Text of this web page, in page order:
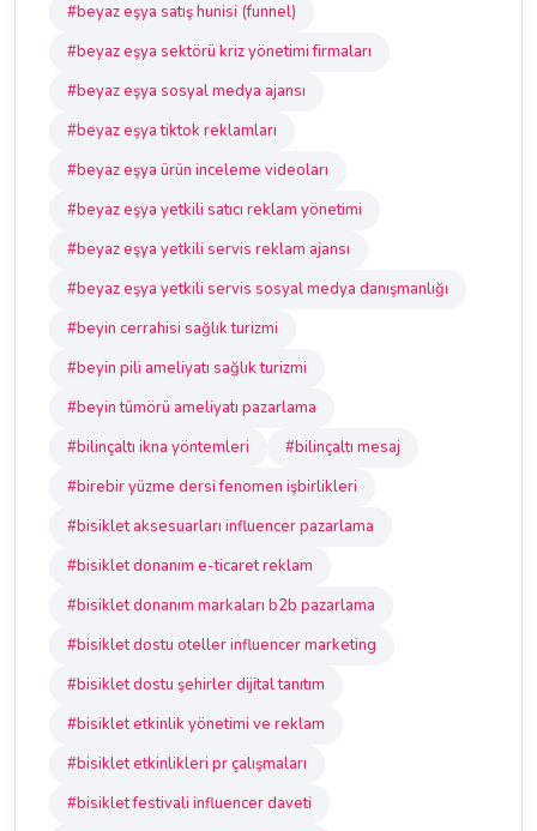
#beyaz eşya satış hunisi (funnel)
#beyaz eşya sektörü kriz yönetimi firmaları
#beyaz eşya sosyal medya ajansı
#beyaz eşya tiktok reklamları
#beyaz eşya ürün inceleme videoları
#beyaz eşya yetkili satıcı reklam yönetimi
#beyaz eşya yetkili servis reklam ajansı
#beyaz eşya yetkili servis sosyal medya danışmanlığı
#beyin cerrahisi sağlık turizmi
#beyin pili ameliyatı sağlık turizmi
#beyin tümörü ameliyatı pazarlama
#bilinçaltı ikna yöntemleri
#bilinçaltı mesaj
#birebir yüzme dersi fenomen işbirlikleri
#bisiklet aksesuarları influencer pazarlama
#bisiklet donanım e-ticaret reklam
#bisiklet donanım markaları b2b pazarlama
#bisiklet dostu oteller influencer marketing
#bisiklet dostu şehirler dijital tanıtım
#bisiklet etkinlik yönetimi ve reklam
#bisiklet etkinlikleri pr çalışmaları
#bisiklet festivali influencer daveti